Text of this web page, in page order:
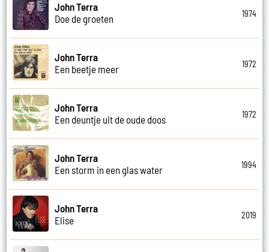
John Terra
Doe de groeten
1974
John Terra
Een beetje meer
1972
John Terra
Een deuntje uit de oude doos
1972
John Terra
Een storm in een glas water
1994
John Terra
Elise
2019